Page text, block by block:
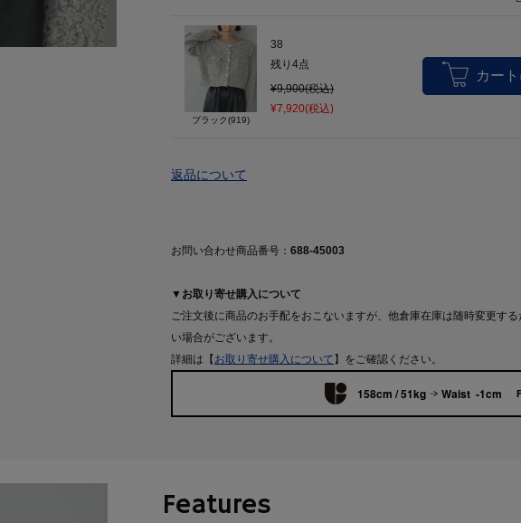
ブラック(919)
38
残り 4点
¥9,900(税込)
¥7,920(税込)
返品について
お問い合わせ商品番号： 688-45003
▼お取り寄せ購入について
ご注文後に商品のお手配をおこないますが、他倉庫在庫は随時変更す
い場合がございます。
詳細は【 お取り寄せ購入について 】をご確認ください。
158cm / 51kg Waist -1cm
Features